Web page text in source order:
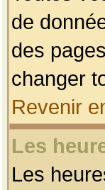
de
des
changer
Revenir
Les
Les